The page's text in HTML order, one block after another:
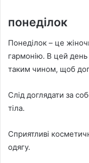
понеділок
Понеділок – це
гармонію. В цей день
таким чином, щоб
Слід доглядати за
тіла.
Сприятливі
одягу.